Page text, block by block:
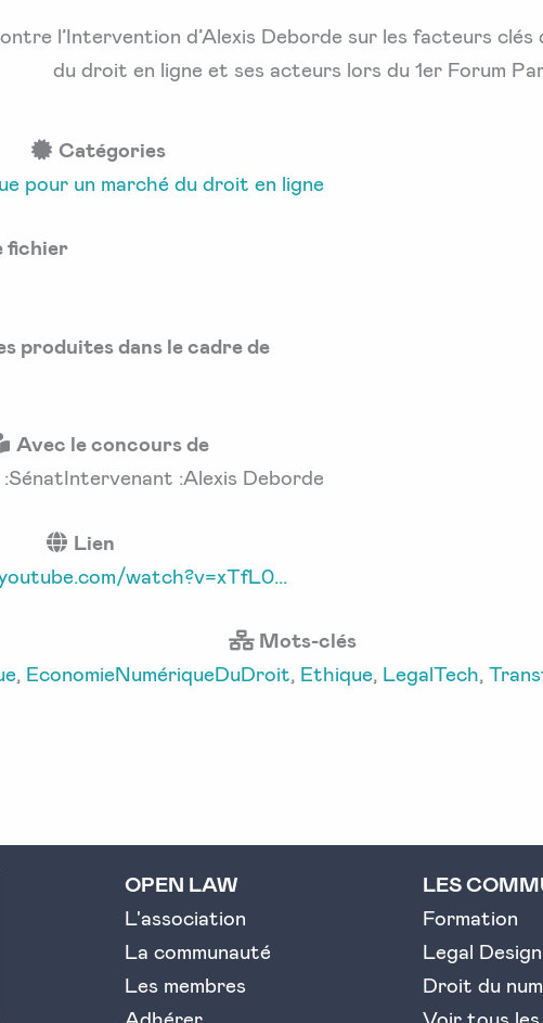
l’Intervention d’Alexis Deborde sur les facteurs
du droit en ligne et ses acteurs lors du 1er Forum
Catégories
pour un marché du droit en ligne
fichier
produites dans le cadre de
Avec le concours de
:Alexis Deborde
Lien
watch?v=xTfL0...
Mots-clés
, EconomieNumériqueDuDroit, Ethique, LegalTech,
OPEN LAW
L'association
La communauté
Les membres
LES
Formation
Legal Design
Droit du